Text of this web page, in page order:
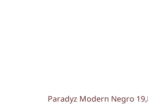
Paradyz Modern Negro